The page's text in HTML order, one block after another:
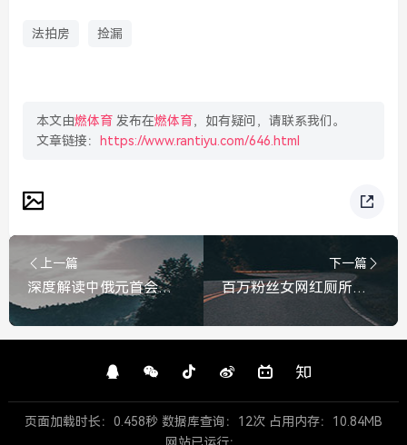
法拍房 捡漏
本文由燃体育 发布在燃体育，如有疑问，请联系我们。
文章链接：
https://www.rantiyu.com/646.html
上一篇
深度解读中俄元首会晤，成果文件清单全景扫描，中俄元首会晤成果文件清单全景扫描与深度解读
下一篇
百万粉丝女网红厕所遭偷拍，当隐私边界被突破，窥私欲背后的法律与道德拷问，百万网红厕所遭偷拍，隐私边界被破，窥私欲背后的法律与道德拷问
页面加载时长：0.458秒 数据库查询：12次 占用内存：10.84MB